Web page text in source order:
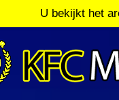
U bekijkt het